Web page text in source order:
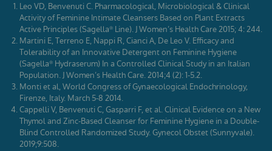
Leo VD, Benvenuti C. Pharmacological, Microbiological & Clinical
Activity of Feminine Intimate Cleansers Based on Plant Extracts
Active Principles (Sagella® Line). J Women’s Health Care 2015; 4: 244.
Martini E, Terreno E, Nappi R, Cianci A, De Leo V. Efficacy and
Tolerability of an Innovative Detergent on Feminine Hygiene
(Sagella® Hydraserum) In a Controlled Clinical Study in an Italian
Population. J Women’s Health Care. 2014;4 (2): 1-5.2.
Monti et al, World Congress of Gynaecological Endochrinology,
Firenze, Italy. March 5-8 2014.
Cappelli V, Benvenuti C, Gasparri F, et al. Clinical Evidence on a New
Thymol and Zinc-Based Cleanser for Feminine Hygiene in a Double-
Blind Controlled Randomized Study. Gynecol Obstet (Sunnyvale).
2019;9:508.